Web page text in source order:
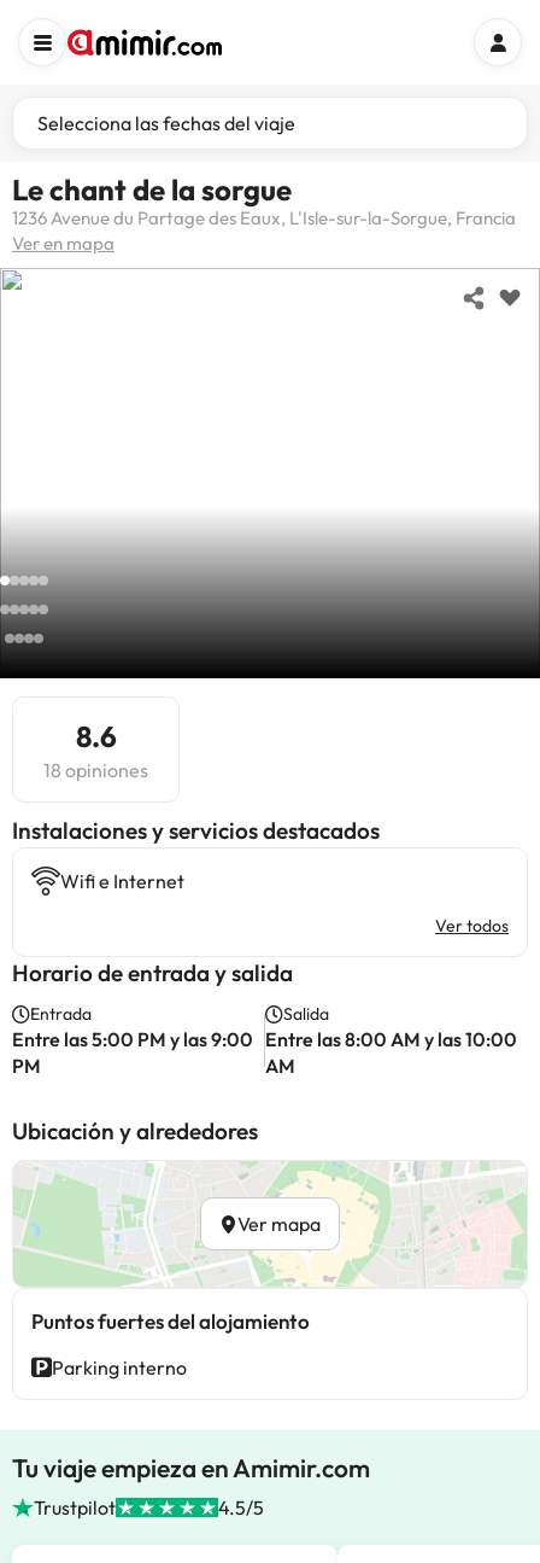
Selecciona las fechas del viaje
Le chant de la sorgue
1236 Avenue du Partage des Eaux, L'Isle-sur-la-Sorgue, Francia
Ver en mapa
8.6
18 opiniones
Instalaciones y servicios destacados
Wifi e Internet
Ver todos
Horario de entrada y salida
Entrada
Entre las 5:00 PM y las 9:00
PM
Salida
Entre las 8:00 AM y las 10:00
AM
Ubicación y alrededores
Ver mapa
Puntos fuertes del alojamiento
Parking interno
Tu viaje empieza en Amimir.com
Trustpilot 4.5/5